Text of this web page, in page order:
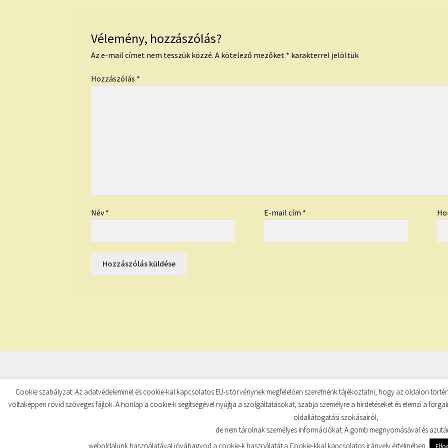
Vélemény, hozzászólás?
Az e-mail címet nem tesszük közzé. A kötelező mezőket * karakterrel jelöltük
Hozzászólás *
Név* E-mail cím *
© TUDATKULCS 2026
Built with Storefront
Cookie szabályzat: Az adatvédelemmel és cookie-kal kapcsolatos EU-s törvénynek megfelelően szeretnénk tájékoztatni, hogy az oldalon
voltaképpen rövid szöveges fájlok. A honlap a cookie-k segítségével nyújtja a szolgáltatásokat, szabja személyre a hirdetéseket és elemzi a
oldallátogatási szokásairól,
de nem tárolnak személyes információkat. A gomb megnyomásával és
weboldalunk használatával jóváhagyod a cookie-k használatát a Cookie-kkal kapcsolatos irányelv értelmében.